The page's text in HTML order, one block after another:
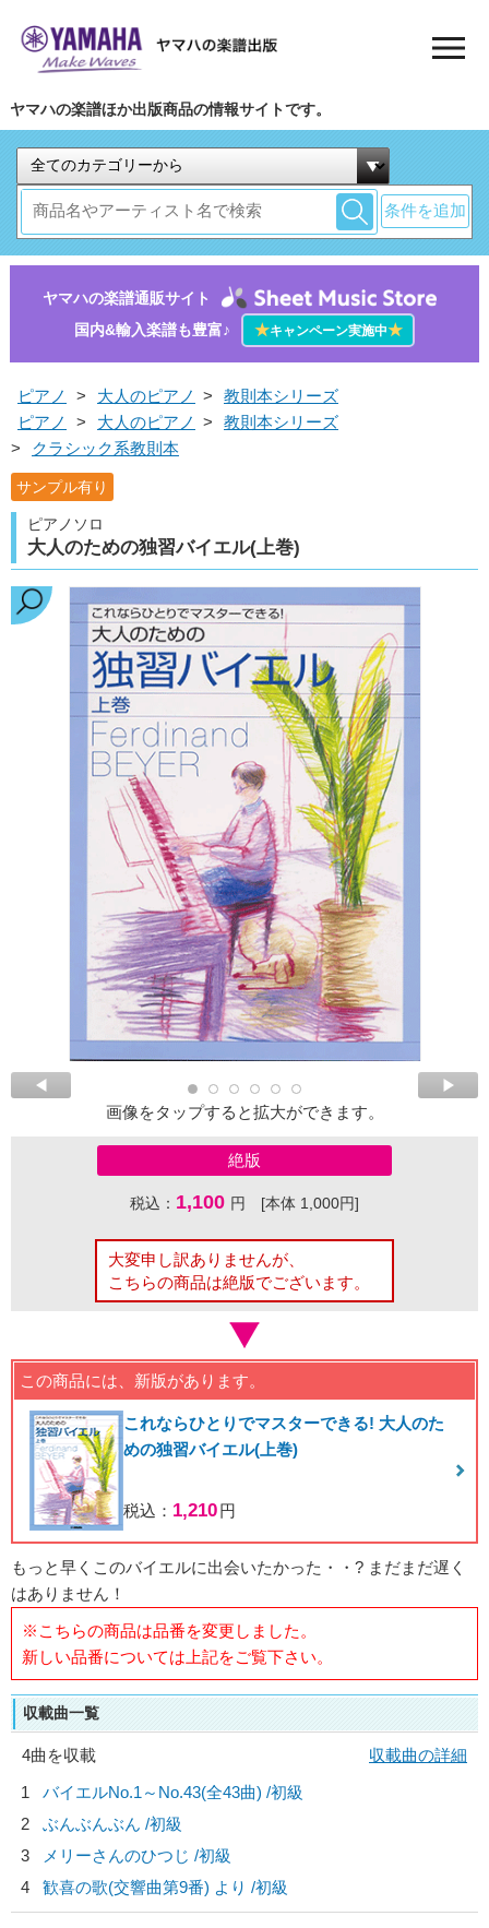
ヤマハの楽譜ほか出版商品の情報サイトです。
条件を追加
ヤマハの楽譜通販サイト
国内&輸入楽譜も豊富♪
★キャンペーン実施中★
ピアノ > 大人のピアノ >
教則本シリーズ
ピアノ
> 大人のピアノ >
教則本シリーズ
>
クラシック系教則本
サンプル有り
ピアノソロ
大人のための独習バイエル(上巻)
画像をタップすると拡大ができます。
絶版
税込： 1,100 円 [本体 1,000円]
大変申し訳ありませんが、
こちらの商品は絶版でございます。
この商品には、新版があります。
これならひとりでマスターできる! 大人のた
めの独習バイエル(上巻)
税込： 1,210円
もっと早くこのバイエルに出会いたかった・・? まだまだ遅く
はありません！
※こちらの商品は品番を変更しました。
新しい品番については上記をご覧下さい。
収載曲一覧
4曲を収載
収載曲の詳細
1
バイエルNo.1～No.43(全43曲) /初級
2
ぶんぶんぶん /初級
3
メリーさんのひつじ /初級
4
歓喜の歌(交響曲第9番) より /初級